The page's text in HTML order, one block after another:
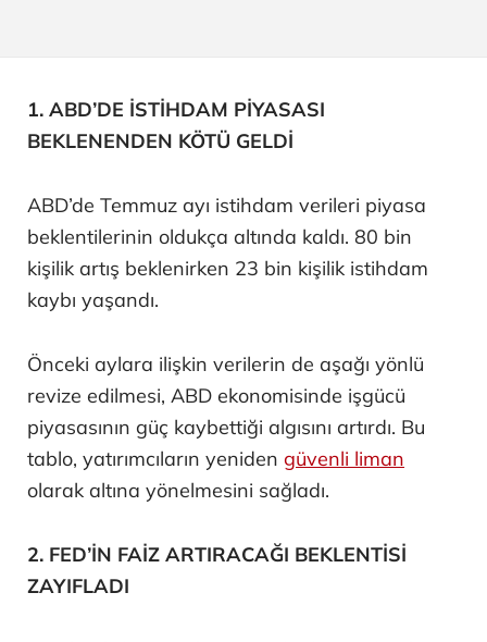
1. ABD’DE İSTİHDAM PİYASASI
BEKLENENDEN KÖTÜ GELDİ
ABD’de Temmuz ayı istihdam verileri piyasa
beklentilerinin oldukça altında kaldı. 80 bin
kişilik artış beklenirken 23 bin kişilik istihdam
kaybı yaşandı.
Önceki aylara ilişkin verilerin de aşağı yönlü
revize edilmesi, ABD ekonomisinde işgücü
piyasasının güç kaybettiği algısını artırdı. Bu
tablo, yatırımcıların yeniden güvenli liman
olarak altına yönelmesini sağladı.
2. FED’İN FAİZ ARTIRACAĞI BEKLENTİSİ
ZAYIFLADI